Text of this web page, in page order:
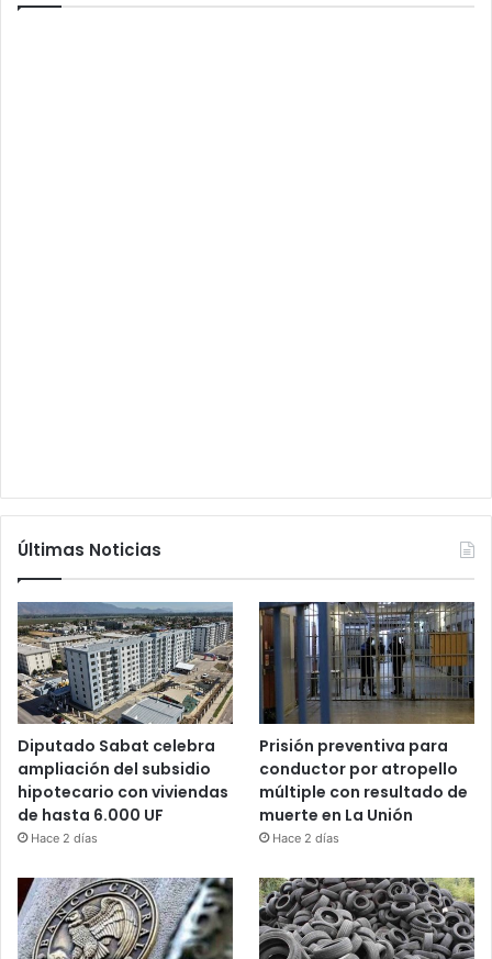
Últimas Noticias
Diputado Sabat celebra
ampliación del subsidio
hipotecario con viviendas
de hasta 6.000 UF
Hace 2 días
Prisión preventiva para
conductor por atropello
múltiple con resultado de
muerte en La Unión
Hace 2 días